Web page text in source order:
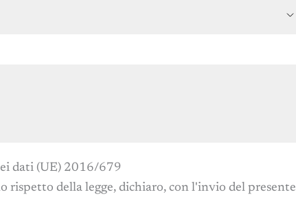
dati (UE) 2016/679
rispetto della legge, dichiaro, con l'invio del presente